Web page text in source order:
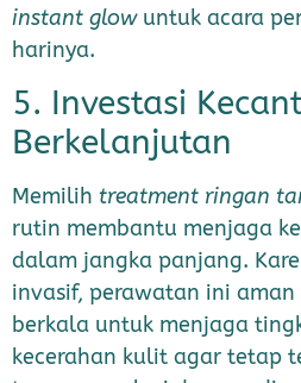
instant glowuntuk acara
harinya.
5. Investasi
Berkelanjutan
Memilih treatment ringan
rutin membantu menjaga
dalam jangka panjang.
invasif, perawatan ini
berkala untuk menjaga
kecerahan kulit agar tetap